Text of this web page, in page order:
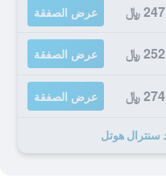
247 ﷼ عرض الصفقة
252 ﷼ عرض الصفقة
274 ﷼ عرض الصفقة